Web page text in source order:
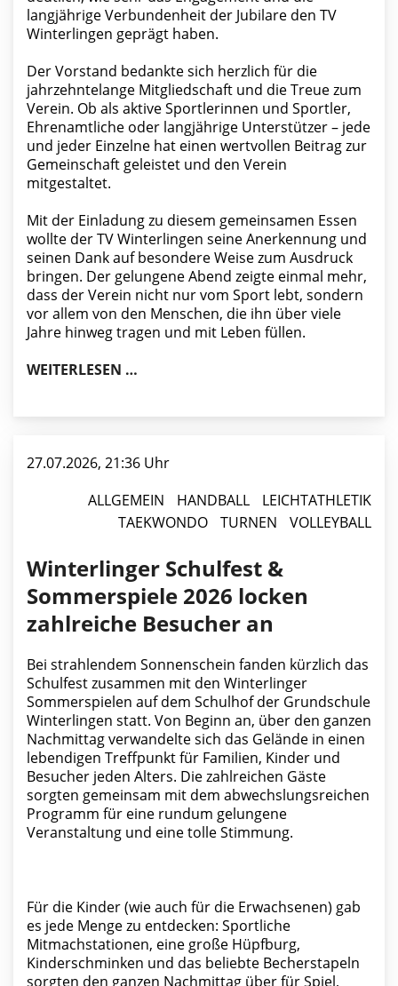
langjährige Verbundenheit der Jubilare den TV
Winterlingen geprägt haben.
Der Vorstand bedankte sich herzlich für die
jahrzehntelange Mitgliedschaft und die Treue zum
Verein. Ob als aktive Sportlerinnen und Sportler,
Ehrenamtliche oder langjährige Unterstützer – jede
und jeder Einzelne hat einen wertvollen Beitrag zur
Gemeinschaft geleistet und den Verein
mitgestaltet.
Mit der Einladung zu diesem gemeinsamen Essen
wollte der TV Winterlingen seine Anerkennung und
seinen Dank auf besondere Weise zum Ausdruck
bringen. Der gelungene Abend zeigte einmal mehr,
dass der Verein nicht nur vom Sport lebt, sondern
vor allem von den Menschen, die ihn über viele
Jahre hinweg tragen und mit Leben füllen.
WEITERLESEN …
27.07.2026, 21:36 Uhr
ALLGEMEIN
HANDBALL
LEICHTATHLETIK
TAEKWONDO
TURNEN VOLLEYBALL
Winterlinger Schulfest &
Sommerspiele 2026 locken
zahlreiche Besucher an
Bei strahlendem Sonnenschein fanden kürzlich das
Schulfest zusammen mit den Winterlinger
Sommerspielen auf dem Schulhof der Grundschule
Winterlingen statt. Von Beginn an, über den ganzen
Nachmittag verwandelte sich das Gelände in einen
lebendigen Treffpunkt für Familien, Kinder und
Besucher jeden Alters. Die zahlreichen Gäste
sorgten gemeinsam mit dem abwechslungsreichen
Programm für eine rundum gelungene
Veranstaltung und eine tolle Stimmung.
Für die Kinder (wie auch für die Erwachsenen) gab
es jede Menge zu entdecken: Sportliche
Mitmachstationen, eine große Hüpfburg,
Kinderschminken und das beliebte Becherstapeln
sorgten den ganzen Nachmittag über für Spiel,